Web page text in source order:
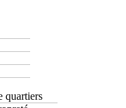
quartiers